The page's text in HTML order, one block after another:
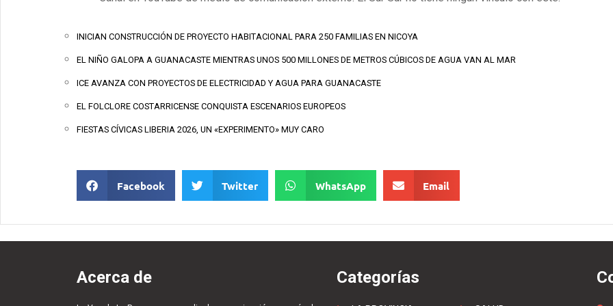
INICIAN CONSTRUCCIÓN DE PROYECTO HABITACIONAL PARA 250 FAMILIAS EN NICOYA
EL NIÑO GALOPA A GUANACASTE MIENTRAS UNOS 500 MILLONES DE METROS CÚBICOS DE AGUA VAN AL MAR
ICE AVANZA CON PROYECTOS DE ELECTRICIDAD Y AGUA PARA GUANACASTE
EL FOLCLORE COSTARRICENSE CONQUISTA ESCENARIOS EUROPEOS
FIESTAS CÍVICAS LIBERIA 2026, UN «EXPERIMENTO» MUY CARO
Facebook Twitter WhatsApp Email
Acerca de Categorías